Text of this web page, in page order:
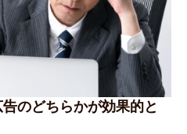
のどちらかが効果的と